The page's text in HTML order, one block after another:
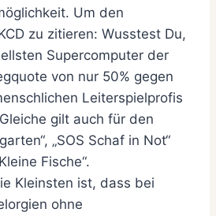
Um den
zu zitieren: Wusstest Du,
Supercomputer der
von nur 50% gegen
Leiterspielprofis
gilt auch für den
„SOS Schaf in Not“
Fische“.
Kleinsten ist, dass bei
ohne